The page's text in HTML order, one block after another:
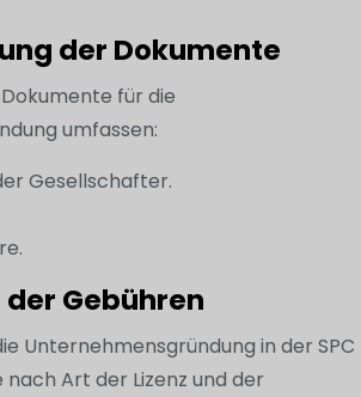
der Dokumente
für die
umfassen:
Gesellschafter.
Gebühren
Unternehmensgründung in der SPC
nach Art der Lizenz und der